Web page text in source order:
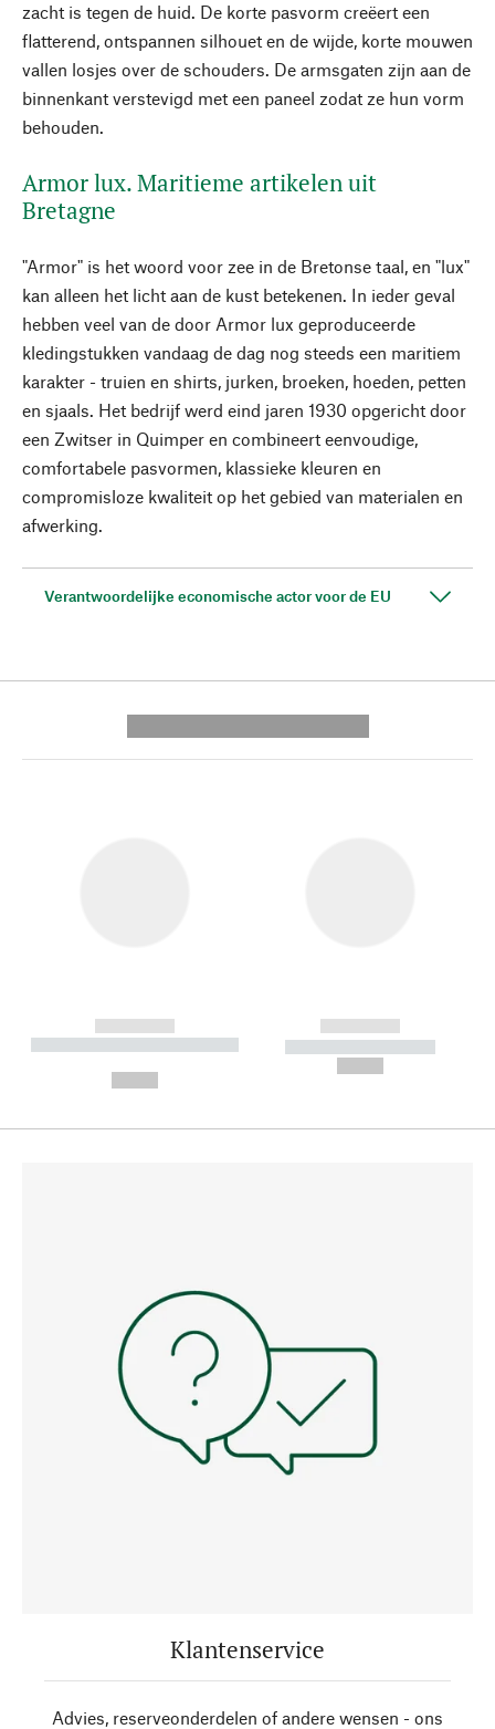
zacht is tegen de huid. De korte pasvorm creëert een
flatterend, ontspannen silhouet en de wijde, korte mouwen
vallen losjes over de schouders. De armsgaten zijn aan de
binnenkant verstevigd met een paneel zodat ze hun vorm
behouden.
Armor lux. Maritieme artikelen uit
Bretagne
"Armor" is het woord voor zee in de Bretonse taal, en "lux"
kan alleen het licht aan de kust betekenen. In ieder geval
hebben veel van de door Armor lux geproduceerde
kledingstukken vandaag de dag nog steeds een maritiem
karakter - truien en shirts, jurken, broeken, hoeden, petten
en sjaals. Het bedrijf werd eind jaren 1930 opgericht door
een Zwitser in Quimper en combineert eenvoudige,
comfortabele pasvormen, klassieke kleuren en
compromisloze kwaliteit op het gebied van materialen en
afwerking.
Verantwoordelijke economische actor voor de EU
------------
----------- ----------- --------
------------
----------- -----------
Klantenservice
Advies, reserveonderdelen of andere wensen - ons